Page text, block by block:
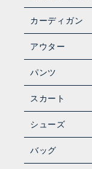
カーディガン
アウター
パンツ
スカート
シューズ
バッグ